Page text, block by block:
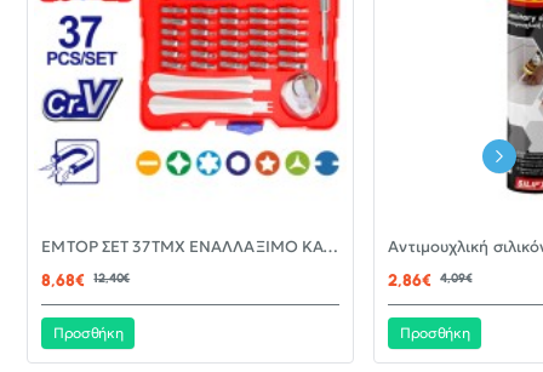
-30%EMTOP ΣΕΤ 37ΤΜΧ ΕΝΑΛΛΑΞΙΜΟ ΚΑΤΣΑΒΙΔΙ ΜΕ ΜΥΤΕΣ EBST03702
8,68€
12,40€
Προσθήκη
2,86€ 4,09€
Προσθήκη